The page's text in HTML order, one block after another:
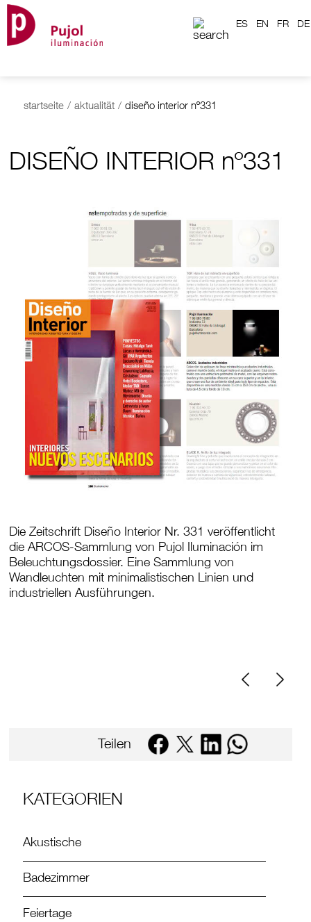
ES EN FR DE
startseite / aktualität / diseño interior nº331
DISEÑO INTERIOR nº331
Die Zeitschrift Diseño Interior Nr. 331 veröffentlicht
die ARCOS-Sammlung von Pujol Iluminación im
Beleuchtungsdossier. Eine Sammlung von
Wandleuchten mit minimalistischen Linien und
industriellen Ausführungen.
Teilen
KATEGORIEN
Akustische
Badezimmer
Feiertage